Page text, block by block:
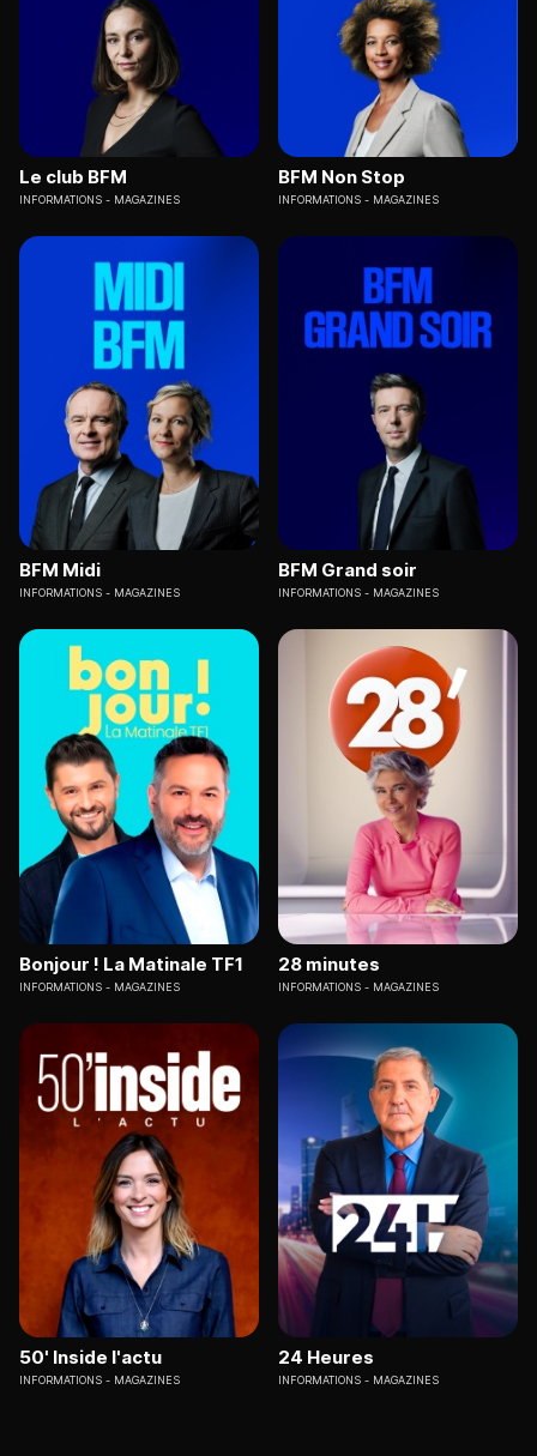
Le club BFM
INFORMATIONS MAGAZINES
BFM Non Stop
INFORMATIONS MAGAZINES
BFM Midi
INFORMATIONS MAGAZINES
BFM Grand soir
INFORMATIONS MAGAZINES
Bonjour ! La Matinale TF1
INFORMATIONS MAGAZINES
28 minutes
INFORMATIONS MAGAZINES
50' Inside l'actu
INFORMATIONS MAGAZINES
24 Heures
INFORMATIONS MAGAZINES